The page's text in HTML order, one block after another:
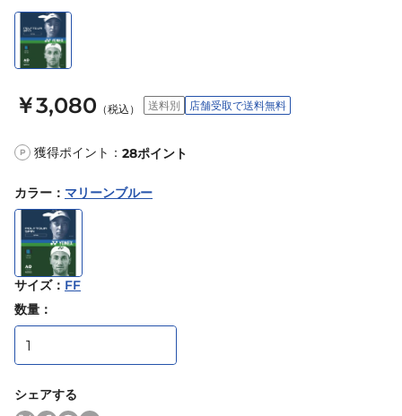
￥3,080 （税込） 送料別 店舗受取で送料無料
P 獲得ポイント： 28ポイント
カラー ： マリーンブルー
サイズ： FF
数量：
シェアする